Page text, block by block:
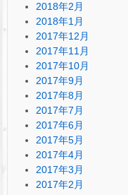
2018年2月
2018年1月
2017年12月
2017年11月
2017年10月
2017年9月
2017年8月
2017年7月
2017年6月
2017年5月
2017年4月
2017年3月
2017年2月